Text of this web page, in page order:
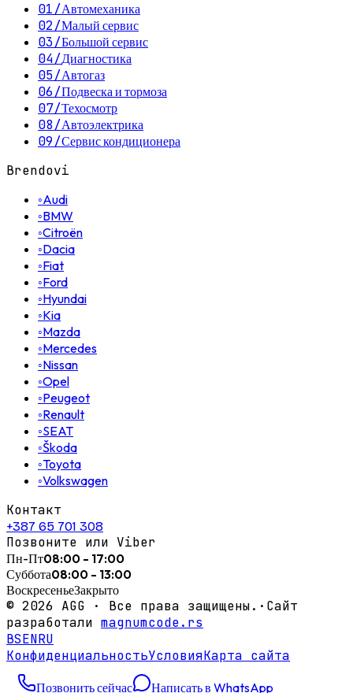
01/Автомеханика
02/Малый сервис
03/Большой сервис
04/Диагностика
05/Автогаз
06/Подвеска и тормоза
07/Техосмотр
08/Автоэлектрика
09/Сервис кондиционера
Brendovi
◦Audi
◦BMW
◦Citroën
◦Dacia
◦Fiat
◦Ford
◦Hyundai
◦Kia
◦Mazda
◦Mercedes
◦Nissan
◦Opel
◦Peugeot
◦Renault
◦SEAT
◦Škoda
◦Toyota
◦Volkswagen
Контакт
+387 65 701 308
Позвоните или Viber
Пн-Пт08:00 - 17:00
Суббота08:00 - 13:00
ВоскресеньеЗакрыто
© 2026 AGG · Все права защищены. · Сайт
разработали magnumcode.rs
BSENRU
КонфиденциальностьУсловияКарта сайта
Позвонить сейчас Написать в WhatsApp